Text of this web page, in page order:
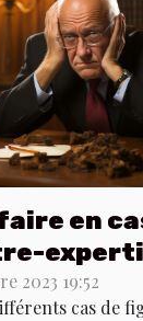
en
?
2023 19:52
cas de